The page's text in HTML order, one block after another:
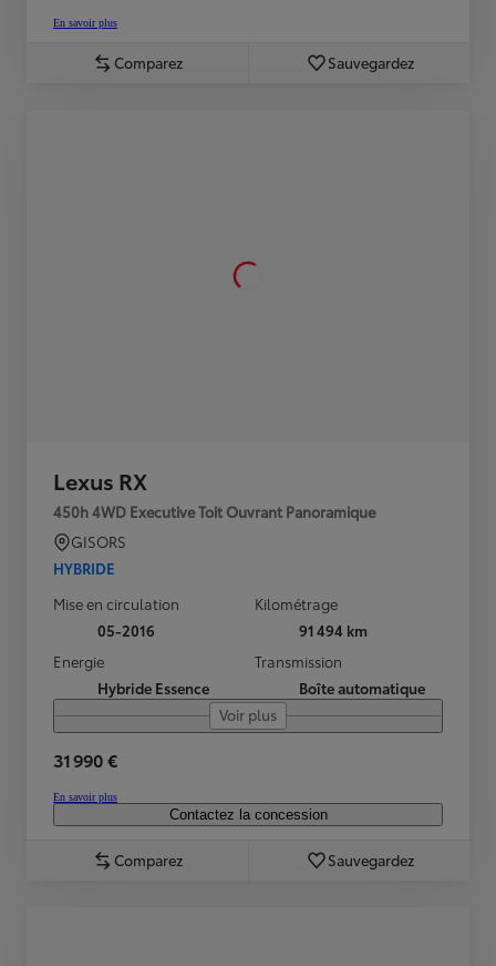
En savoir plus
Comparez Sauvegardez
Lexus RX
450h 4WD Executive Toit Ouvrant Panoramique
GISORS
HYBRIDE
Mise en circulation
05-2016
Kilométrage
91 494 km
Energie
Hybride Essence
Transmission
Boîte automatique
Voir plus
31 990 €
En savoir plus
Contactez la concession
Comparez Sauvegardez